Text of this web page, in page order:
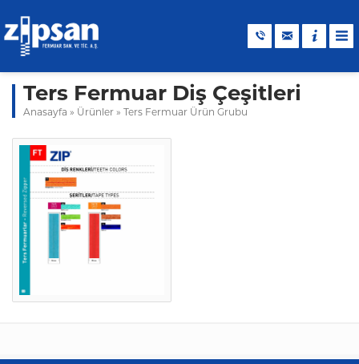
Ters Fermuar Diş Çeşitleri
Anasayfa » Ürünler » Ters Fermuar Ürün Grubu